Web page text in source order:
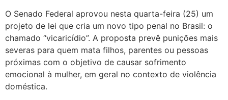
O Senado Federal aprovou nesta quarta-feira (25) um
projeto de lei que cria um novo tipo penal no Brasil: o
chamado “vicaricídio”. A proposta prevê punições mais
severas para quem mata filhos, parentes ou pessoas
próximas com o objetivo de causar sofrimento
emocional à mulher, em geral no contexto de violência
doméstica.